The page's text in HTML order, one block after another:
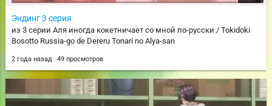
Эндинг 3 серия
из 3 серии Аля иногда кокетничает со мной по-русски / Tokidoki
Bosotto Russia-go de Dereru Tonari no Alya-san
2 года назад 49 просмотров